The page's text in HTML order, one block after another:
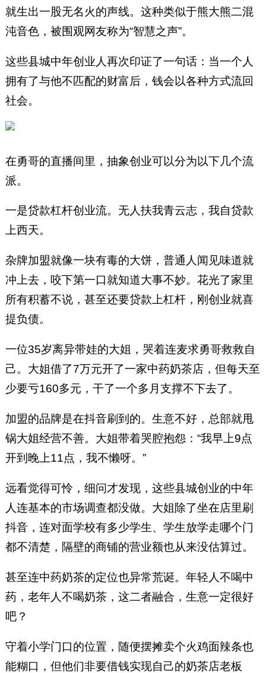
就生出一股无名火的声线。这种类似于熊大熊二混
沌音色，被围观网友称为“智慧之声”。
这些县城中年创业人再次印证了一句话：当一个人
拥有了与他不匹配的财富后，钱会以各种方式流回
社会。
在勇哥的直播间里，抽象创业可以分为以下几个流
派。
一是贷款杠杆创业流。无人扶我青云志，我自贷款
上西天。
杂牌加盟就像一块有毒的大饼，普通人闻见味道就
冲上去，咬下第一口就知道大事不妙。花光了家里
所有积蓄不说，甚至还要贷款上杠杆，刚创业就喜
提负债。
一位35岁离异带娃的大姐，哭着连麦求勇哥救救自
己。大姐借了7万元开了一家中药奶茶店，但每天至
少要亏160多元，干了一个多月支撑不下去了。
加盟的品牌是在抖音刷到的。生意不好，总部就甩
锅大姐经营不善。大姐带着哭腔抱怨：“我早上9点
开到晚上11点，我不懒呀。”
远看觉得可怜，细问才发现，这些县城创业的中年
人连基本的市场调查都没做。大姐除了坐在店里刷
抖音，连对面学校有多少学生、学生放学走哪个门
都不清楚，隔壁的商铺的营业额也从来没估算过。
甚至连中药奶茶的定位也异常荒诞。年轻人不喝中
药，老年人不喝奶茶，这二者融合，生意一定很好
吧？
守着小学门口的位置，随便摆摊卖个火鸡面辣条也
能糊口，但他们非要借钱实现自己的奶茶店老板